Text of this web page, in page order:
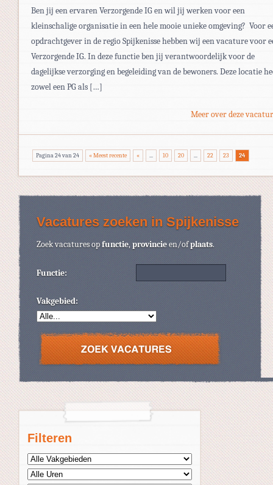
Filteren
Ben jij een ervaren Verzorgende IG en wil jij werken voor een
kleinschalige organisatie in een hele mooie unieke omgeving? Voor
opdrachtgever in de regio Spijkenisse hebben wij een vacature voor
Verzorgende IG. In deze functie ben jij verantwoordelijk voor de
dagelijkse verzorging en begeleiding van de bewoners. Deze locatie
zowel een PG als […]
Meer over deze
Pagina 24 van 24 « Meest recente « ... 10 20 ... 22 23 24
Vacatures zoeken in Spijkenisse
Zoek vacatures opfunctie,provincieen/ofplaats.
Functie:
Vakgebied: